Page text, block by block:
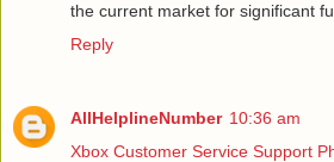
the current market for significant
Reply
AllHelplineNumber 10:36 am
Xbox Customer Service Support